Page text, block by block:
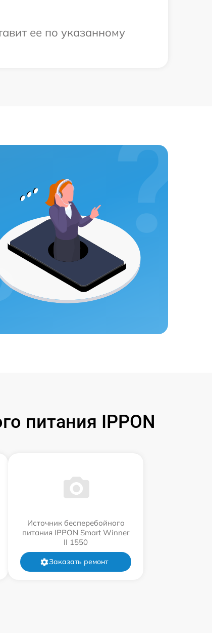
ее по указанному
питания IPPON
Источник бесперебойного
питания IPPON Smart Winner
II 1550
Заказать ремонт